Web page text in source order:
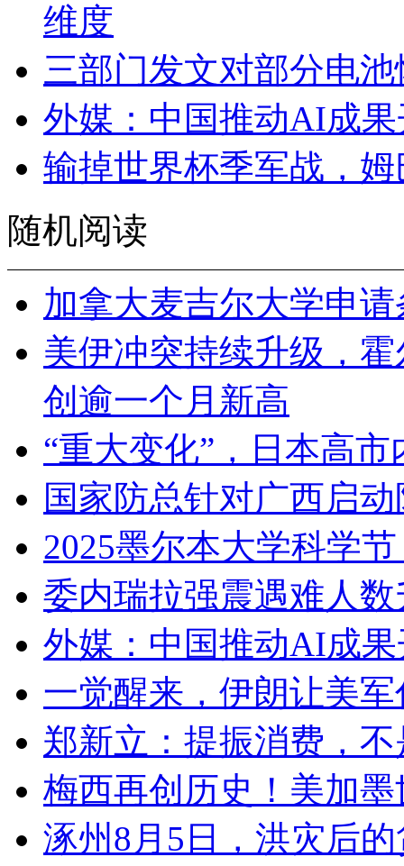
维度
三部门发文对部分电
外媒：中国推动AI成
输掉世界杯季军战，
随机阅读
加拿大麦吉尔大学申
美伊冲突持续升级，
创逾一个月新高
“重大变化”，日本高
国家防总针对广西启
2025墨尔本大学科学
委内瑞拉强震遇难人数
外媒：中国推动AI成
一觉醒来，伊朗让美
郑新立：提振消费，
梅西再创历史！美加
涿州8月5日，洪灾后